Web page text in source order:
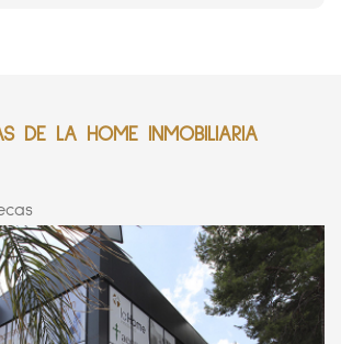
DE LA HOME INMOBILIARIA